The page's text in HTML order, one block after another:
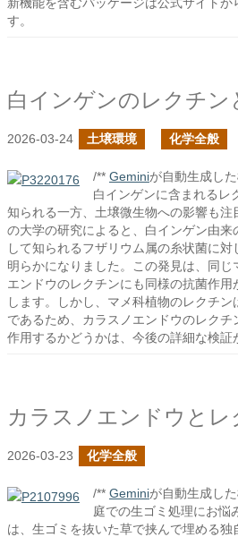
す。
白インゲンのレクチン
2026-03-24 土壌環境 化学全般
/** Geminiが自動生成し
白インゲンに含まれるレ
知られる一方、土壌微生物への影響も注
の大学の研究によると、白インゲン由来
して知られるフザリウム属の糸状菌に
明らかになりました。この発見は、同じ
エンドウのレクチンにも同様の抗菌作
します。しかし、マメ科植物のレクチ
であるため、カラスノエンドウのレクチ
作用するかどうかは、今後の詳細な検証
カラスノエンドウとレ
2026-03-23 化学全般
/** Geminiが自動生成し
庭での生ゴミ処理にお悩
は、生ゴミを抜いた草で挟んで埋める